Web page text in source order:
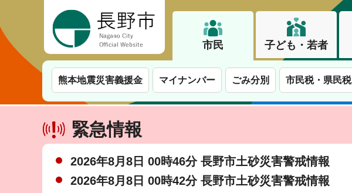
市民 子ども・若者
熊本地震災害義援金 マイナンバー ごみ分別 市民税・県民税
緊急情報
2026年8月8日 00時46分 長野市土砂災害警戒情報
2026年8月8日 00時42分 長野市土砂災害警戒情報